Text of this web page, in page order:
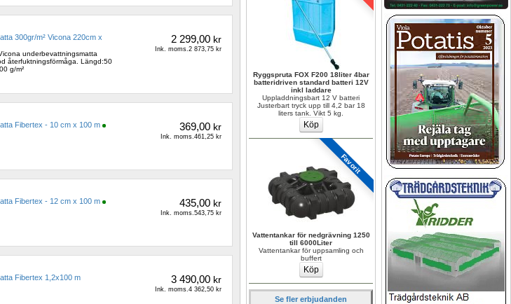
Ryggspruta FOX F200 18liter 4bar
batteridriven standard batteri 12V
inkl laddare
Uppladdningsbart 12 V batteri
Justerbart tryck upp till 4,2 bar 18
liters tank. Vikt 5 kg.
Favorit
Vattentankar för nedgrävning 1250
till 6000Liter
Vattentankar för uppsamling och
buffert
Se fler erbjudanden
300gr/m² Vicona 220cm x
underbevattningsmatta
återfuktningsförmåga. Längd:50
g/m²
2 299,00kr
Ink. moms.2 873,75 kr
Fibertex - 10 cm x 100 m 369,00kr
Ink. moms.461,25 kr
Fibertex - 12 cm x 100 m 435,00kr
Ink. moms.543,75 kr
Fibertex 1,2x100 m 3 490,00kr
Ink. moms.4 362,50 kr